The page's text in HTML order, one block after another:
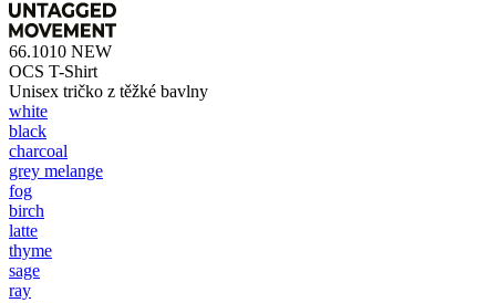
66.1010 NEW
OCS T-Shirt
Unisex tričko z těžké bavlny
white
black
charcoal
grey melange
fog
birch
latte
thyme
sage
ray